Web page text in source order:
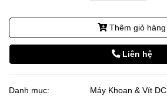
Thêm giỏ hàng
Liên hệ
Danh mục: Máy Khoan & Vít DC